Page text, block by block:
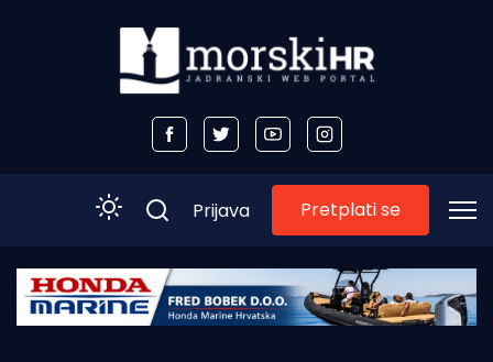
Početna
Prijava Pretplati se